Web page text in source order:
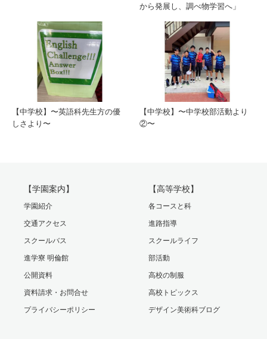
から発展し、調べ物学習へ」
【中学校】〜英語科先生方の優
しさより〜
【中学校】〜中学校部活動より
②〜
【学園案内】
学園紹介
交通アクセス
スクールバス
進学寮 明倫館
公開資料
資料請求・お問合せ
プライバシーポリシー
【高等学校】
各コースと科
進路指導
スクールライフ
部活動
高校の制服
高校トピックス
デザイン美術科ブログ